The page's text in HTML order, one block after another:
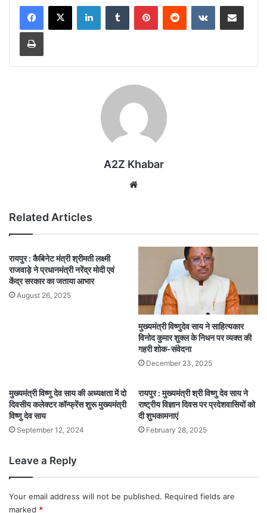
LinkedInTumblr PinterestReddit VKontakteShare via Email
Print
A2Z Khabar
Related Articles
रायपुर : कैबिनेट मंत्री श्रीमती लक्ष्मी
राजवाड़े ने प्रधानमंत्री नरेंद्र मोदी एवं
केंद्र सरकार का जताया आभार
August 26, 2025
मुख्यमंत्री विष्णुदेव साय ने साहित्यकार
विनोद कुमार शुक्ल के निधन पर व्यक्त की
गहरी शोक-संवेदना
December 23, 2025
मुख्यमंत्री विष्णु देव साय की अध्यक्षता में दो
दिवसीय कलेक्टर कॉन्फ्रेंस शुरू मुख्यमंत्री
विष्णु देव साय
September 12, 2024
रायपुर : मुख्यमंत्री श्री विष्णु देव साय ने
राष्ट्रीय विज्ञान दिवस पर प्रदेशवासियों को
दी शुभकामनाएं
February 28, 2025
Leave a Reply
Your email address will not be published. Required fields are
marked *